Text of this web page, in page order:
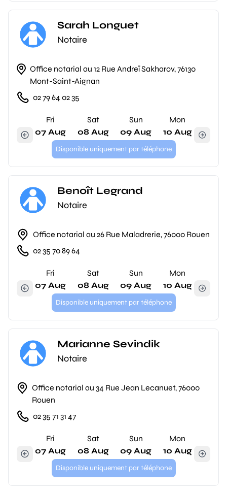
Sarah Longuet
Notaire
Office notarial au 12 Rue Andreï Sakharov, 76130
Mont-Saint-Aignan
02 79 64 02 35
Fri
07 Aug
Sat
08 Aug
Sun
09 Aug
Mon
10 Aug
Disponible uniquement par téléphone
Benoît Legrand
Notaire
Office notarial au 26 Rue Maladrerie, 76000 Rouen
02 35 70 89 64
Fri
07 Aug
Sat
08 Aug
Sun
09 Aug
Mon
10 Aug
Disponible uniquement par téléphone
Marianne Sevindik
Notaire
Office notarial au 34 Rue Jean Lecanuet, 76000
Rouen
02 35 71 31 47
Fri
07 Aug
Sat
08 Aug
Sun
09 Aug
Mon
10 Aug
Disponible uniquement par téléphone